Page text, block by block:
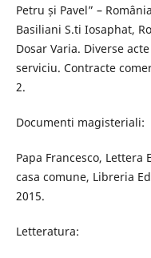
Petru și Pavel” –
Basiliani S.ti Iosaphat,
Dosar Varia. Diverse
serviciu. Contracte
2.
Documenti magisteriali:
Papa Francesco, Lettera
casa comune, Libreria
2015.
Letteratura: